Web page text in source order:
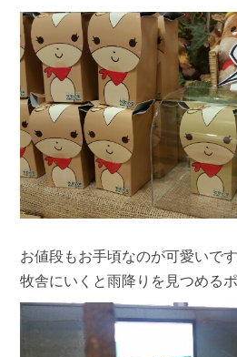
お値段もお手頃なのが可愛いです
牧舎にいくと雨降りを見つめるポ